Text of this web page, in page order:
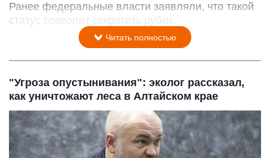
Ранее федеральные власти заявляли, что такой
статус позволит сократить рубки.
Читать полностью
"Угроза опустынивания": эколог рассказал,
как уничтожают леса в Алтайском крае